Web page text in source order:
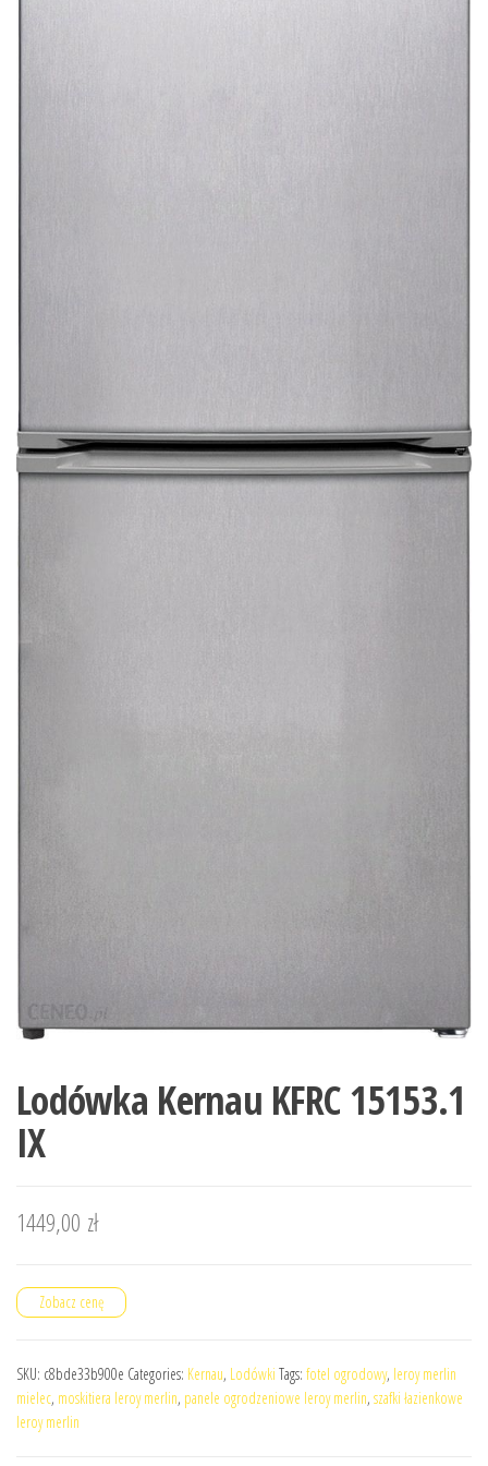
Lodówka Kernau KFRC 15153.1
IX
1449,00 zł
Zobacz cenę
SKU: c8bde33b900e Categories: Kernau, Lodówki Tags: fotel ogrodowy, leroy merlin
mielec, moskitiera leroy merlin, panele ogrodzeniowe leroy merlin, szafki łazienkowe
leroy merlin